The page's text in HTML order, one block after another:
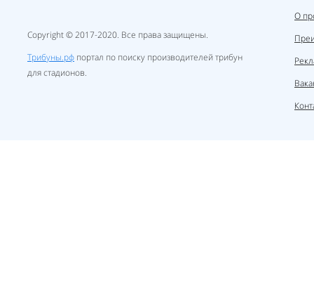
Copyright © 2017-2020. Все права защищены.
Трибуны.рф портал по поиску производителей трибун
для стадионов.
О